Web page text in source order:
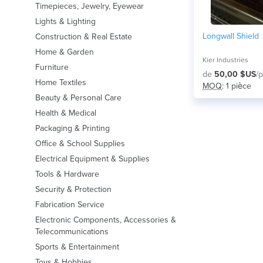
Timepieces, Jewelry, Eyewear
Lights & Lighting
Construction & Real Estate
Home & Garden
Furniture
Home Textiles
Beauty & Personal Care
Health & Medical
Packaging & Printing
Office & School Supplies
Electrical Equipment & Supplies
Tools & Hardware
Security & Protection
Fabrication Service
Electronic Components, Accessories &
Telecommunications
Sports & Entertainment
Longwall Shield
Kier Industries
de 50,00 $US/
MOQ: 1 pièce